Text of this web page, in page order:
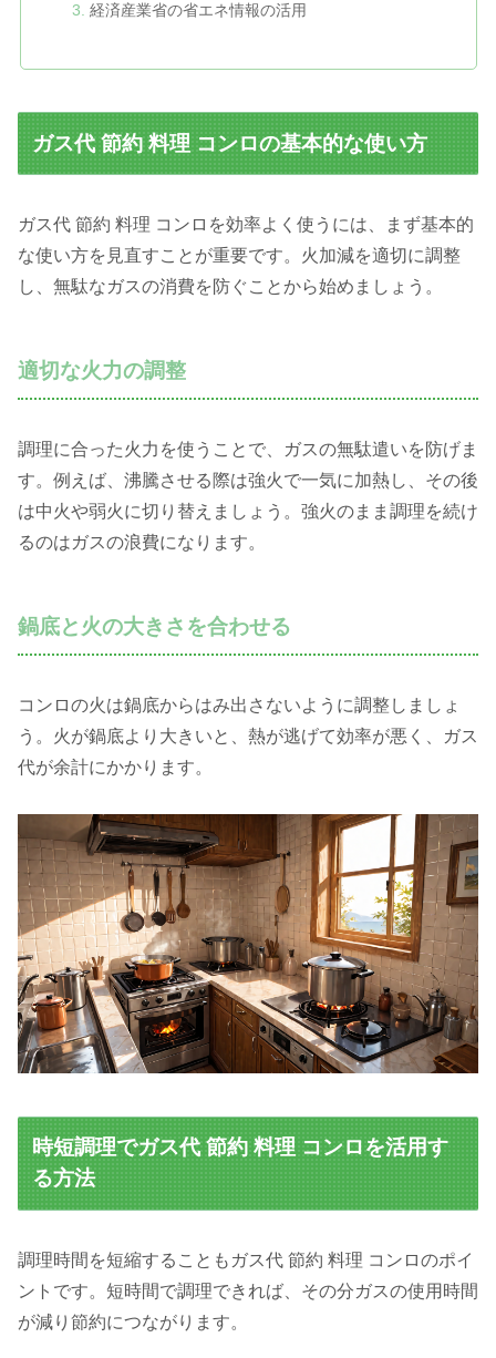
経済産業省の省エネ情報の活用
ガス代 節約 料理 コンロの基本的な使い方
ガス代 節約 料理 コンロを効率よく使うには、まず基本的
な使い方を見直すことが重要です。火加減を適切に調整
し、無駄なガスの消費を防ぐことから始めましょう。
適切な火力の調整
調理に合った火力を使うことで、ガスの無駄遣いを防げま
す。例えば、沸騰させる際は強火で一気に加熱し、その後
は中火や弱火に切り替えましょう。強火のまま調理を続け
るのはガスの浪費になります。
鍋底と火の大きさを合わせる
コンロの火は鍋底からはみ出さないように調整しましょ
う。火が鍋底より大きいと、熱が逃げて効率が悪く、ガス
代が余計にかかります。
時短調理でガス代 節約 料理 コンロを活用す
る方法
調理時間を短縮することもガス代 節約 料理 コンロのポイ
ントです。短時間で調理できれば、その分ガスの使用時間
が減り節約につながります。